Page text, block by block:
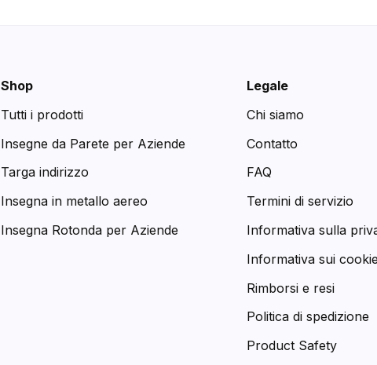
Shop
Tutti i prodotti
Insegne da Parete per Aziende
Targa indirizzo
Insegna in metallo aereo
Insegna Rotonda per Aziende
Legale
Chi siamo
Contatto
FAQ
Termini di servizio
Informativa sulla
Informativa sui cookie
Rimborsi e resi
Politica di spedizione
Product Safety